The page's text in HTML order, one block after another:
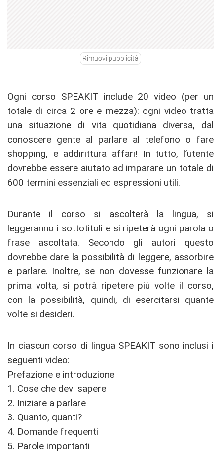
Rimuovi pubblicità
Ogni corso SPEAKIT include 20 video (per un
totale di circa 2 ore e mezza): ogni video tratta
una situazione di vita quotidiana diversa, dal
conoscere gente al parlare al telefono o fare
shopping, e addirittura affari! In tutto, l’utente
dovrebbe essere aiutato ad imparare un totale di
600 termini essenziali ed espressioni utili.
Durante il corso si ascolterà la lingua, si
leggeranno i sottotitoli e si ripeterà ogni parola o
frase ascoltata. Secondo gli autori questo
dovrebbe dare la possibilità di leggere, assorbire
e parlare. Inoltre, se non dovesse funzionare la
prima volta, si potrà ripetere più volte il corso,
con la possibilità, quindi, di esercitarsi quante
volte si desideri.
In ciascun corso di lingua SPEAKIT sono inclusi i
seguenti video:
Prefazione e introduzione
1. Cose che devi sapere
2. Iniziare a parlare
3. Quanto, quanti?
4. Domande frequenti
5. Parole importanti